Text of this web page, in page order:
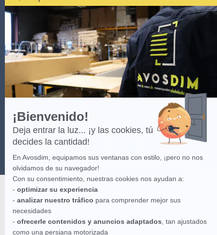
Axeptio
-
Más
información
sobre
Axeptio
¡Bienvenido!
Deja entrar la luz... ¡y las cookies, tú
decides la cantidad!
En Avosdim, equipamos sus ventanas con estilo, ¡pero no nos
olvidamos de su navegador!
Con su consentimiento, nuestras cookies nos ayudan a:
- optimizar su experiencia
- analizar nuestro tráfico para comprender mejor sus
necesidades
- ofrecerle contenidos y anuncios adaptados , tan ajustados
como una persiana motorizada
Las imágenes del sitio web son de la propiedad intelectual de
Avosdim, toda reproduction parcial o total estándar prohibida.